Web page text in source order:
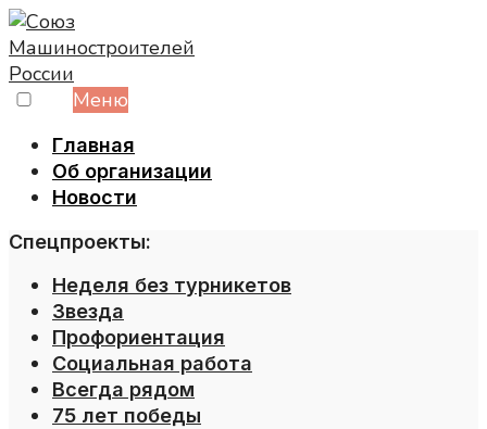
Skip
to
content
Меню
Главная
Об организации
Новости
Спецпроекты:
Неделя без турникетов
Звезда
Профориентация
Социальная работа
Всегда рядом
75 лет победы